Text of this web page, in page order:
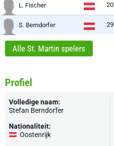
L. Fischer 20
S. Berndorfer 29
Alle St. Martin spelers
Profiel
Volledige naam:
Stefan Berndorfer
Nationaliteit:
Oostenrijk